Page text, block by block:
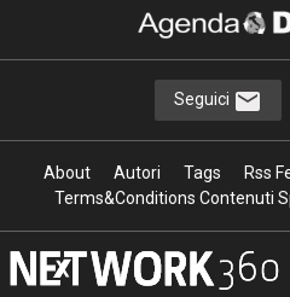
Seguici
About Autori Tags Rss
Terms&Conditions Contenuti